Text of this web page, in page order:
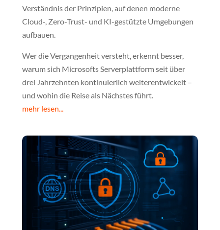
Verständnis der Prinzipien, auf denen moderne
Cloud-, Zero-Trust- und KI-gestützte Umgebungen
aufbauen.
Wer die Vergangenheit versteht, erkennt besser,
warum sich Microsofts Serverplattform seit über
drei Jahrzehnten kontinuierlich weiterentwickelt –
und wohin die Reise als Nächstes führt.
mehr lesen...